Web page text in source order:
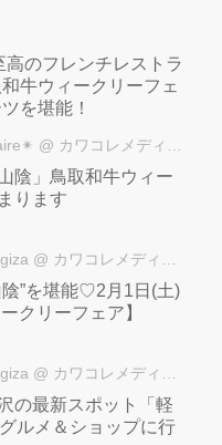
高のフレンチレストラ
牛ウィークリーフェ
を堪能！
@ カワコレメディア編集部
陰」鳥取和牛ウィー
ります
@ カワコレメディア編集部
”を堪能♡2月1日(土)
クリーフェア】
@ カワコレメディア編集部
の最新スポット「軽
ルメ＆ショップに行